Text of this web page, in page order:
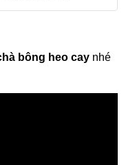
bông heo caynhé